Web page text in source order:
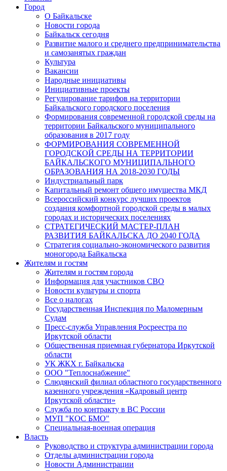
Город
О Байкальске
Новости города
Байкальск сегодня
Развитие малого и среднего предпринимательства
и самозанятых граждан
Культура
Вакансии
Народные инициативы
Инициативные проекты
Регулирование тарифов на территории
Байкальского городского поселения
Формирования современной городской среды на
территории Байкальского муниципального
образования в 2017 году
ФОРМИРОВАНИЯ СОВРЕМЕННОЙ
ГОРОДСКОЙ СРЕДЫ НА ТЕРРИТОРИИ
БАЙКАЛЬСКОГО МУНИЦИПАЛЬНОГО
ОБРАЗОВАНИЯ НА 2018-2030 ГОДЫ
Индустриальный парк
Капитальный ремонт общего имущества МКД
Всероссийский конкурс лучших проектов
создания комфортной городской среды в малых
городах и исторических поселениях
СТРАТЕГИЧЕСКИЙ МАСТЕР-ПЛАН
РАЗВИТИЯ БАЙКАЛЬСКА ДО 2040 ГОДА
Стратегия социально-экономического развития
моногорода Байкальска
Жителям и гостям
Жителям и гостям города
Информация для участников СВО
Новости культуры и спорта
Все о налогах
Государственная Инспекция по Маломерным
Судам
Пресс-служба Управления Росреестра по
Иркутской области
Общественная приемная губернатора Иркутской
области
УК ЖКХ г. Байкальска
ООО "Теплоснабжение"
Слюдянский филиал областного государственного
казенного учреждения «Кадровый центр
Иркутской области»
Служба по контракту в ВС России
МУП "КОС БМО"
Специальная-военная операция
Власть
Руководство и структура администрации города
Отделы администрации города
Новости Администрации